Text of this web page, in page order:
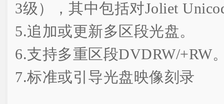
3级），其中包括对Joliet
5.追加或更新多区段光盘。
6.支持多重区段DVD­RW/+RW
7.标准或引导光盘映像刻录